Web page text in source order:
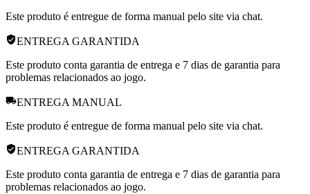
Este produto é entregue de forma manual pelo site via chat.
ENTREGA GARANTIDA
Este produto conta garantia de entrega e 7 dias de garantia para
problemas relacionados ao jogo.
ENTREGA MANUAL
Este produto é entregue de forma manual pelo site via chat.
ENTREGA GARANTIDA
Este produto conta garantia de entrega e 7 dias de garantia para
problemas relacionados ao jogo.